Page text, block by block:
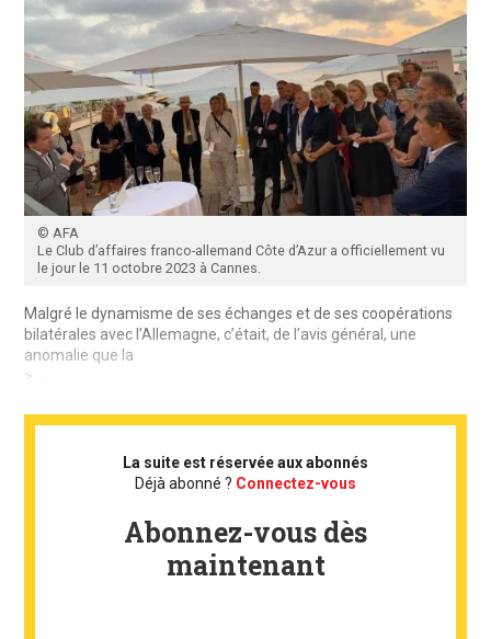
© AFA
Le Club d’affaires franco-allemand Côte d’Azur a officiellement vu
le jour le 11 octobre 2023 à Cannes.
Malgré le dynamisme de ses échanges et de ses coopérations
bilatérales avec l’Allemagne, c’était, de l’avis général, une
anomalie que la
> ...
La suite est réservée aux abonnés
Déjà abonné ? Connectez-vous
Abonnez-vous dès
maintenant